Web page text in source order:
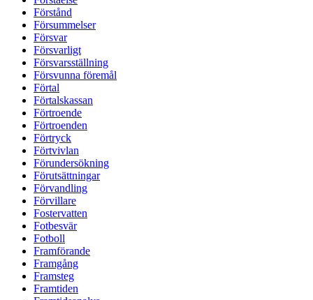
Förstånd
Försummelser
Försvar
Försvarligt
Försvarsställning
Försvunna föremål
Förtal
Förtalskassan
Förtroende
Förtroenden
Förtryck
Förtvivlan
Förundersökning
Förutsättningar
Förvandling
Förvillare
Fostervatten
Fotbesvär
Fotboll
Framförande
Framgång
Framsteg
Framtiden